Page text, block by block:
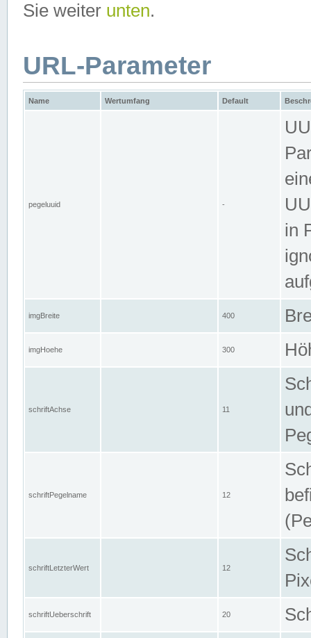
Sie weiter unten.
URL-Parameter
Name Wertumfang Default
pegeluuid -
in
imgBreite 400
imgHoehe 300
schriftAchse 11
schriftPegelname 12
schriftLetzterWert 12
schriftUeberschrift 20